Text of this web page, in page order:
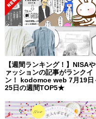
【週間ランキング！】NISA
ァッションの記事がランクイ
ン！ kodomoe web 7月19日
25日の週間TOP5★